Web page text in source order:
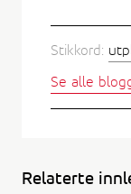
Stikkord:
Se alle
Relaterte